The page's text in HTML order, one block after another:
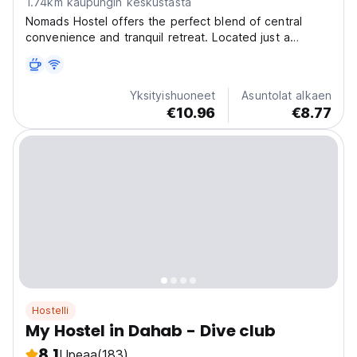
Nomads Hostel offers the perfect blend of central
convenience and tranquil retreat. Located just a
featuring a refreshing Swimming Pool Spacious Shared
Kitchen to Cook up a storm and share meals with
Yksityishuoneet
€10.96
Asuntolat alkaen
€8.77
Hostelli
My Hostel in Dahab - Dive club